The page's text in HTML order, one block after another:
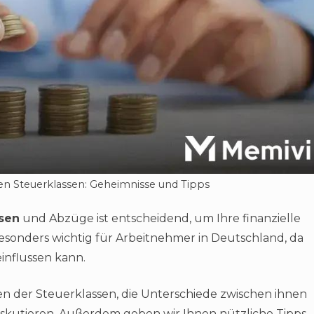
Steuerklassen: Geheimnisse und Tipps
und Abzüge ist entscheidend, um Ihre finanzielle
wichtig für Arbeitnehmer in Deutschland, da
kann.
der Steuerklassen, die Unterschiede zwischen ihnen